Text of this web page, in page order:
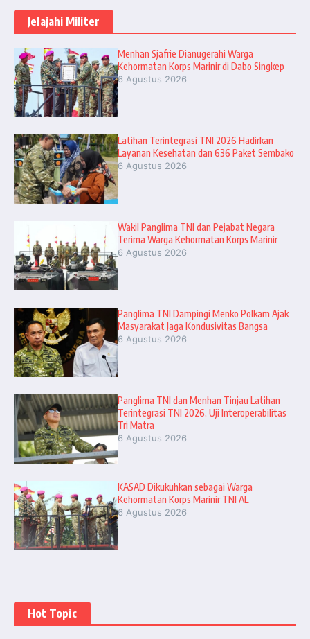
Jelajahi Militer
Menhan Sjafrie Dianugerahi Warga
Kehormatan Korps Marinir di Dabo Singkep
6 Agustus 2026
Latihan Terintegrasi TNI 2026 Hadirkan
Layanan Kesehatan dan 636 Paket Sembako
6 Agustus 2026
Wakil Panglima TNI dan Pejabat Negara
Terima Warga Kehormatan Korps Marinir
6 Agustus 2026
Panglima TNI Dampingi Menko Polkam Ajak
Masyarakat Jaga Kondusivitas Bangsa
6 Agustus 2026
Panglima TNI dan Menhan Tinjau Latihan
Terintegrasi TNI 2026, Uji Interoperabilitas
Tri Matra
6 Agustus 2026
KASAD Dikukuhkan sebagai Warga
Kehormatan Korps Marinir TNI AL
6 Agustus 2026
Hot Topic